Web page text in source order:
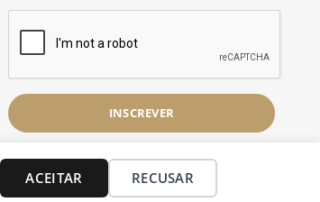
ACEITAR RECUSAR
INSCREVER